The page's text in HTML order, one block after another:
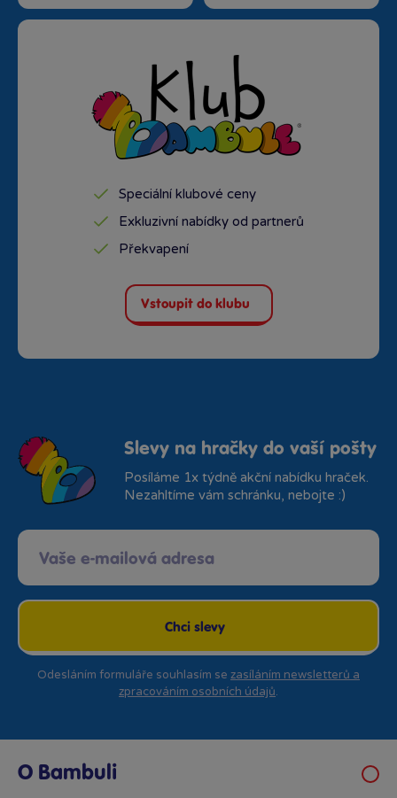
Speciální klubové ceny
Exkluzivní nabídky od partnerů
Překvapení
Vstoupit do klubu
Slevy na hračky do vaší pošty
Posíláme 1x týdně akční nabídku hraček.
Nezahltíme vám schránku, nebojte :)
Chci slevy
Odesláním formuláře souhlasím se zasíláním newsletterů a
zpracováním osobních údajů.
O Bambuli